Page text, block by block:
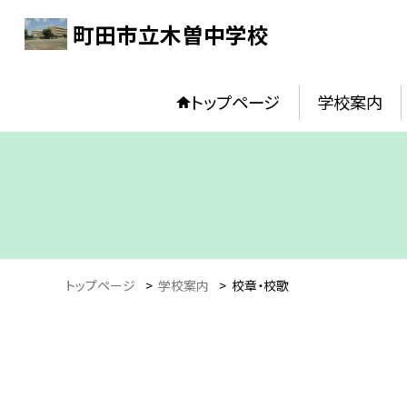
町田市立木曽中学校
トップページ 学校案内
トップページ > 学校案内 > 校章・校歌